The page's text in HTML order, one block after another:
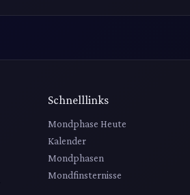
Schnelllinks
Mondphase Heute
Kalender
Mondphasen
Mondfinsternisse